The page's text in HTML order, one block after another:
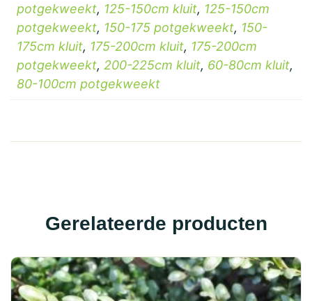
potgekweekt, 125-150cm kluit, 125-150cm
potgekweekt, 150-175 potgekweekt, 150-
175cm kluit, 175-200cm kluit, 175-200cm
potgekweekt, 200-225cm kluit, 60-80cm kluit,
80-100cm potgekweekt
Gerelateerde producten